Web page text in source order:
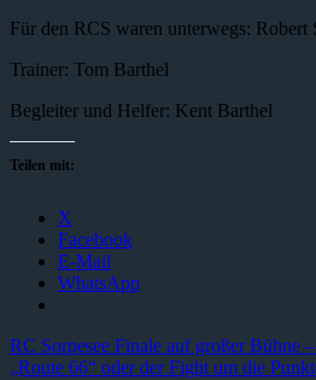
Für den RCS waren unterwegs:
Trainer: Tom Barthel
Begleiter und Helfer: Kent Barthel
Teilen mit:
X
Facebook
E-Mail
WhatsApp
RC Sorpesee Finale auf großer Bühne
„Route 66“ oder der Fight um die